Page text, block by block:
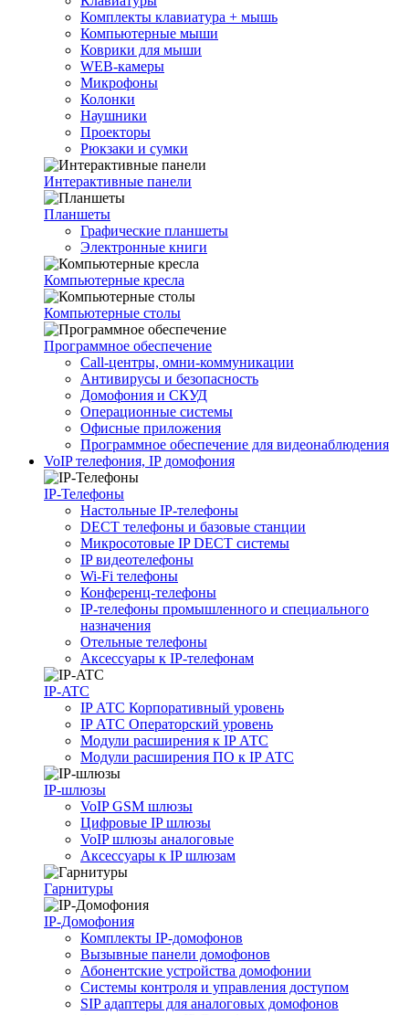
Комплекты клавиатура + мышь
Компьютерные мыши
Коврики для мыши
WEB-камеры
Микрофоны
Колонки
Наушники
Проекторы
Рюкзаки и сумки
Интерактивные панели
Планшеты
Графические планшеты
Электронные книги
Компьютерные кресла
Компьютерные столы
Программное обеспечение
Call-центры, омни-коммуникации
Антивирусы и безопасность
Домофония и СКУД
Операционные системы
Офисные приложения
Программное обеспечение для видеонаблюдения
VoIP телефония, IP домофония
IP-Телефоны
Настольные IP-телефоны
DECT телефоны и базовые станции
Микросотовые IP DECT системы
IP видеотелефоны
Wi-Fi телефоны
Конференц-телефоны
IP-телефоны промышленного и специального
назначения
Отельные телефоны
Аксессуары к IP-телефонам
IP-ATC
IP АТС Корпоративный уровень
IP АТС Операторский уровень
Модули расширения к IP АТС
Модули расширения ПО к IP АТС
IP-шлюзы
VoIP GSM шлюзы
Цифровые IP шлюзы
VoIP шлюзы аналоговые
Аксессуары к IP шлюзам
Гарнитуры
IP-Домофония
Комплекты IP-домофонов
Вызывные панели домофонов
Абонентские устройства домофонии
Системы контроля и управления доступом
SIP адаптеры для аналоговых домофонов